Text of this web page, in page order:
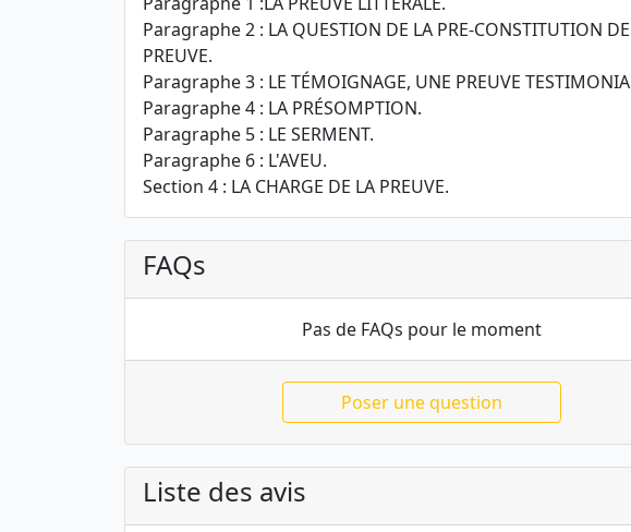
Paragraphe 2 : LA QUESTION DE LA PRE-CONSTITUTION
PREUVE.
Paragraphe 3 : LE TÉMOIGNAGE, UNE PREUVE
Paragraphe 4 : LA PRÉSOMPTION.
Paragraphe 5 : LE SERMENT.
Paragraphe 6 : L'AVEU.
Section 4 : LA CHARGE DE LA PREUVE.
FAQs
Pas de FAQs pour le moment
Poser une question
Liste des avis